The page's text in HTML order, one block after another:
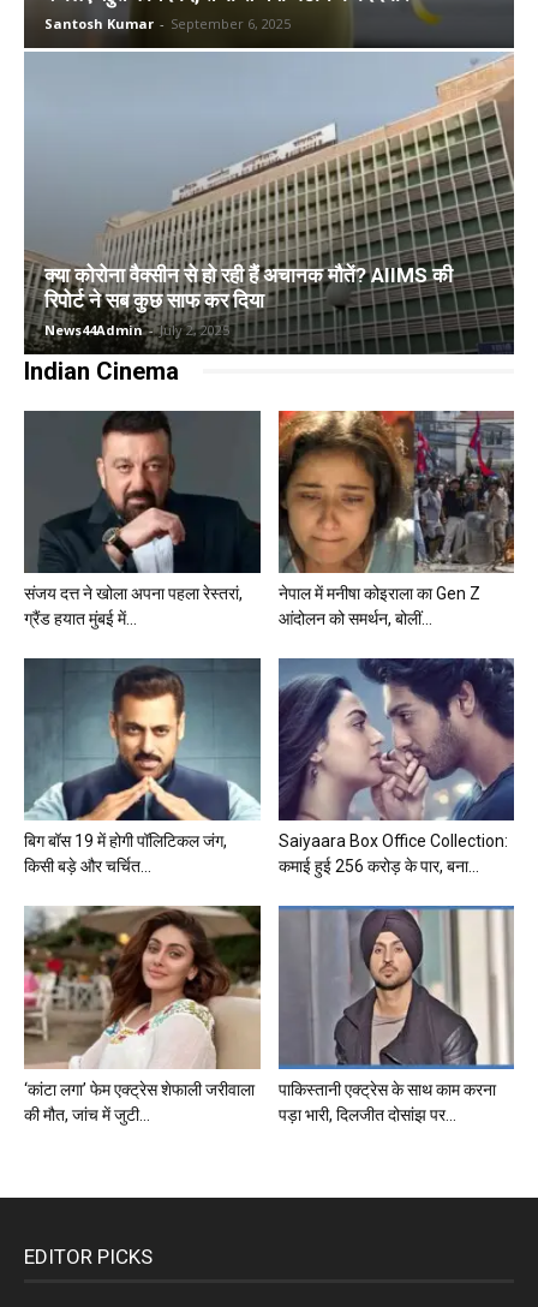
Santosh Kumar - September 6, 2025
क्या कोरोना वैक्सीन से हो रही हैं अचानक मौतें? AIIMS की
रिपोर्ट ने सब कुछ साफ कर दिया
News44Admin - July 2, 2025
Indian Cinema
संजय दत्त ने खोला अपना पहला रेस्तरां,
ग्रैंड हयात मुंबई में...
नेपाल में मनीषा कोइराला का Gen Z
आंदोलन को समर्थन, बोलीं...
बिग बॉस 19 में होगी पॉलिटिकल जंग,
किसी बड़े और चर्चित...
Saiyaara Box Office Collection:
कमाई हुई 256 करोड़ के पार, बना...
‘कांटा लगा’ फेम एक्ट्रेस शेफाली जरीवाला
की मौत, जांच में जुटी...
पाकिस्तानी एक्ट्रेस के साथ काम करना
पड़ा भारी, दिलजीत दोसांझ पर...
EDITOR PICKS